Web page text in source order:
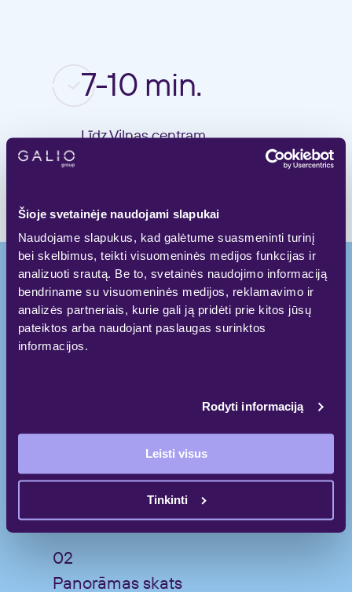
Šioje svetainėje naudojami slapukai
Naudojame slapukus, kad galėtume suasmeninti turinį
bei skelbimus, teikti visuomeninės medijos funkcijas ir
analizuoti srautą. Be to, svetainės naudojimo informaciją
bendriname su visuomeninės medijos, reklamavimo ir
analizės partneriais, kurie gali ją pridėti prie kitos jūsų
pateiktos arba naudojant paslaugas surinktos
informacijos.
Rodyti informaciją
Leisti visus
Tinkinti
7-10 min.
Līdz Viļņas centram
Kvalitatīvi. Ērti.
Patiks ģimenēm
Attīstīta izglītības un brīvlaika infrastruktūra,
bērnu spēļu un rotaļu laukumi māju
Panorāmas skats